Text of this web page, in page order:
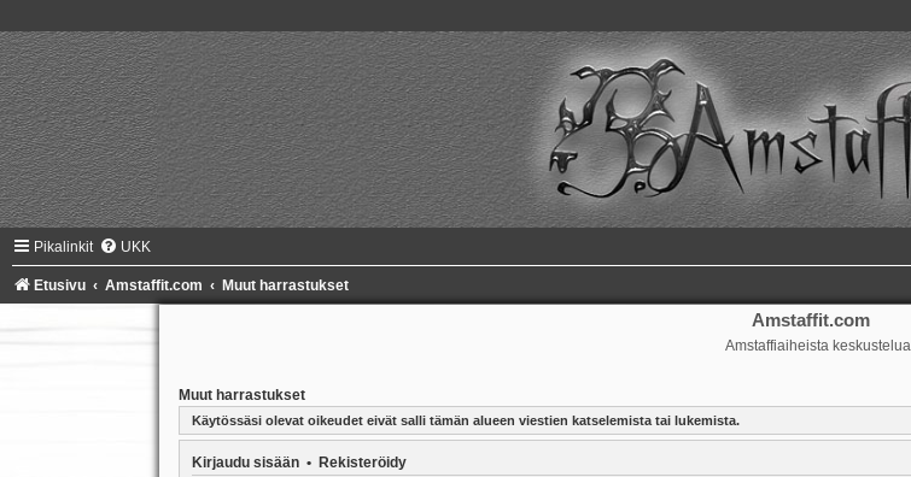
Pikalinkit UKK
Etusivu Amstaffit.com Muut harrastukset
Amstaffit.com
Amstaffiaiheista keskustelua
Muut harrastukset
Käytössäsi olevat oikeudet eivät salli tämän alueen viestien katselemista tai lukemista.
Kirjaudu sisään• Rekisteröidy